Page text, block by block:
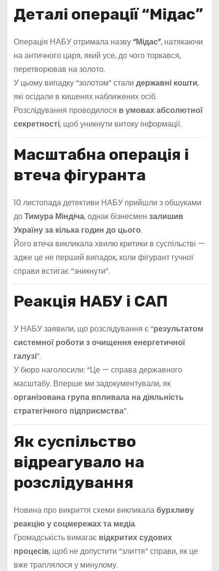
Деталі операції “Мідас”
Операція НАБУ отримала назву“Мідас”, натякаючи
на античного царя, який усе, до чого торкався,
перетворював на золото.
У цьому випадку “золотом” стали державні кошти,
які осідали в кишенях наближених осіб.
Розслідування проводилося в умовах абсолютної
секретності, щоб уникнути витоку інформації.
Масштабна операція і
втеча фігуранта
10 листопада детективи НАБУ прийшли з обшуками
доТимура Міндіча, однак бізнесмен залишив
Україну за кілька годин до цього.
Його втеча викликала хвилю критики в суспільстві —
адже це не перший випадок, коли фігурант гучної
справи встигає “зникнути”.
Реакція НАБУ і САП
У НАБУ заявили, що розслідування є “результатом
системної роботи з очищення енергетичної
галузі”.
У бюро наголосили: “Це — справа державного
масштабу. Вперше ми задокументували, як
організована група впливала на діяльність
стратегічного підприємства”.
Як суспільство
відреагувало на
розслідування
Новина про викриття схеми викликалабурхливу
реакцію у соцмережах та медіа.
Громадськість вимагає відкритих судових
процесів, щоб не допустити “злиття” справи, як це
вже траплялося у минулому.